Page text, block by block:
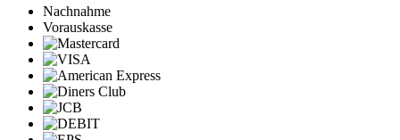
Nachnahme
Vorauskasse